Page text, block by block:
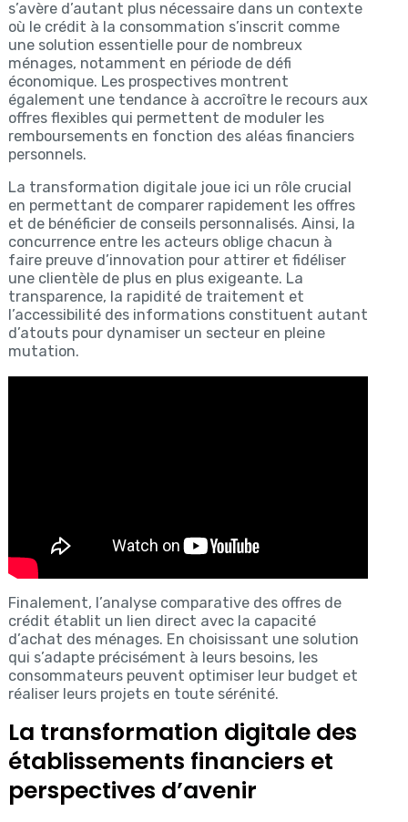
s’avère d’autant plus nécessaire dans un contexte
où le crédit à la consommation s’inscrit comme
une solution essentielle pour de nombreux
ménages, notamment en période de défi
économique. Les prospectives montrent
également une tendance à accroître le recours aux
offres flexibles qui permettent de moduler les
remboursements en fonction des aléas financiers
personnels.
La transformation digitale joue ici un rôle crucial
en permettant de comparer rapidement les offres
et de bénéficier de conseils personnalisés. Ainsi, la
concurrence entre les acteurs oblige chacun à
faire preuve d’innovation pour attirer et fidéliser
une clientèle de plus en plus exigeante. La
transparence, la rapidité de traitement et
l’accessibilité des informations constituent autant
d’atouts pour dynamiser un secteur en pleine
mutation.
Finalement, l’analyse comparative des offres de
crédit établit un lien direct avec la capacité
d’achat des ménages. En choisissant une solution
qui s’adapte précisément à leurs besoins, les
consommateurs peuvent optimiser leur budget et
réaliser leurs projets en toute sérénité.
La transformation digitale des
établissements financiers et
perspectives d’avenir